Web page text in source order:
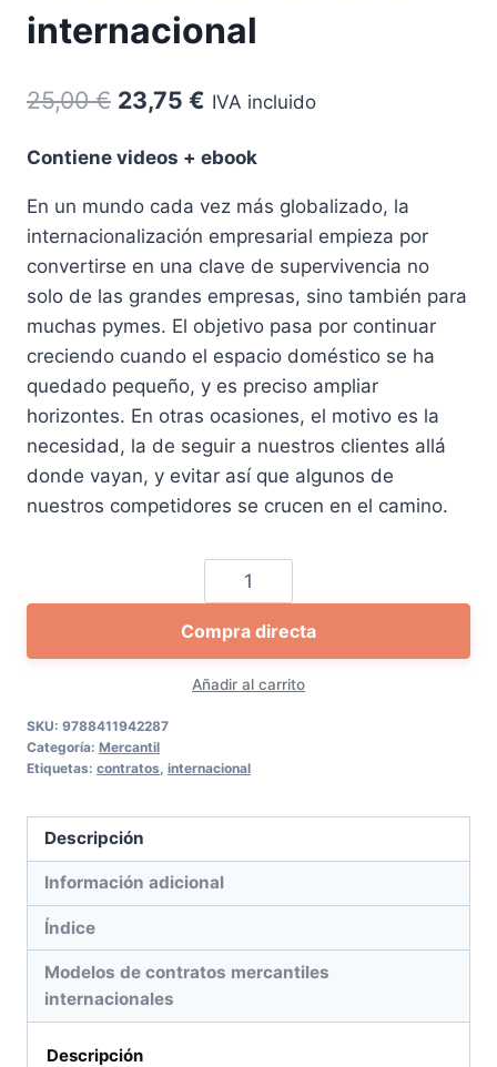
internacional
25,00€ El
original
era:
25,00 €.
23,75 € El
actual
es:
23,75 €.
IVA incluido
Contiene videos + ebook
En un mundo cada vez más globalizado, la
internacionalización empresarial empieza por
convertirse en una clave de supervivencia no
solo de las grandes empresas, sino también para
muchas pymes. El objetivo pasa por continuar
creciendo cuando el espacio doméstico se ha
quedado pequeño, y es preciso ampliar
horizontes. En otras ocasiones, el motivo es la
necesidad, la de seguir a nuestros clientes allá
donde vayan, y evitar así que algunos de
nuestros competidores se crucen en el camino.
Curso
práctico
interactivo
sobre
contratación
cantidad
Añadir al carrito
Compra directa
SKU: 9788411942287
Categoría: Mercantil
Etiquetas: contratos internacional
Descripción
Información adicional
Índice
Modelos de contratos mercantiles
internacionales
Descripción